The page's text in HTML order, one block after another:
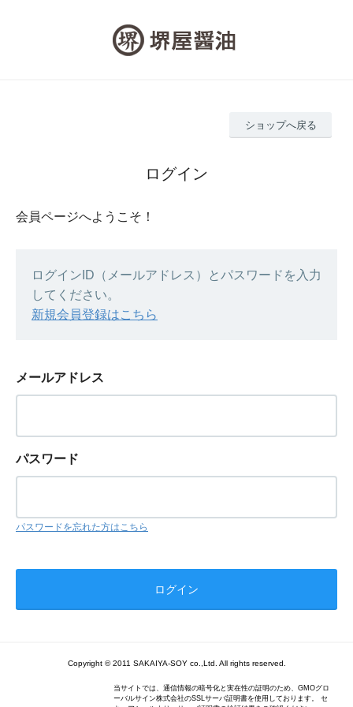
ショップへ戻る
ログイン
会員ページへようこそ！
ログインID（メールアドレス）とパスワードを入力
してください。
新規会員登録はこちら
メールアドレス
パスワード
パスワードを忘れた方はこちら
Copyright © 2011 SAKAIYA-SOY co.,Ltd. All rights reserved.
当サイトでは、通信情報の暗号化と実在性の証明のため、GMOグロ
ーバルサイン株式会社のSSLサーバ証明書を使用しております。 セ